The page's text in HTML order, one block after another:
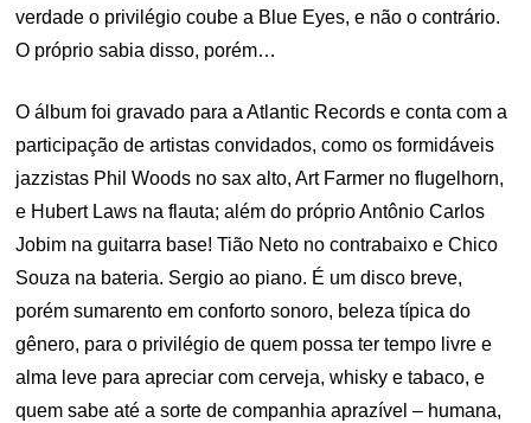
verdade o privilégio coube a Blue Eyes, e não o contrário.
O próprio sabia disso, porém…
O álbum foi gravado para a Atlantic Records e conta com a
participação de artistas convidados, como os formidáveis
jazzistas Phil Woods no sax alto, Art Farmer no flugelhorn,
e Hubert Laws na flauta; além do próprio Antônio Carlos
Jobim na guitarra base! Tião Neto no contrabaixo e Chico
Souza na bateria. Sergio ao piano. É um disco breve,
porém sumarento em conforto sonoro, beleza típica do
gênero, para o privilégio de quem possa ter tempo livre e
alma leve para apreciar com cerveja, whisky e tabaco, e
quem sabe até a sorte de companhia aprazível – humana,